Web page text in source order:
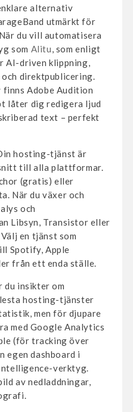
alternativ
utmärkt för
du vill automatisera
som Alitu, som enligt
AI-driven klippning,
direktpublicering.
finns Adobe Audition
låter dig redigera ljud
text – perfekt
hosting-tjänst är
till alla plattformar.
(gratis) eller
När du växer och
och
Libsyn, Transistor eller
en tjänst som
Spotify, Apple
från ett enda ställe.
du insikter om
hosting-tjänster
men för djupare
med Google Analytics
(för tracking över
egen dashboard i
verktyg.
av nedladdningar,